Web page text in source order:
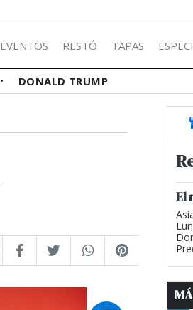
EVENTOS RESTÓ TAPAS
DONALD TRUMP
El